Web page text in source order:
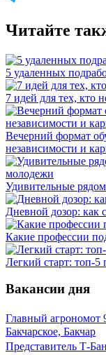
Читайте
5 удаленных
7 идей для тех, кто
Вечерний формат
независимости и
Удивительные
Дневной дозор: как
Какие профессии
Легкий старт: топ-
Вакансии дня
Главный агрономот
Бакчарское, Бакчар
Представитель Т-